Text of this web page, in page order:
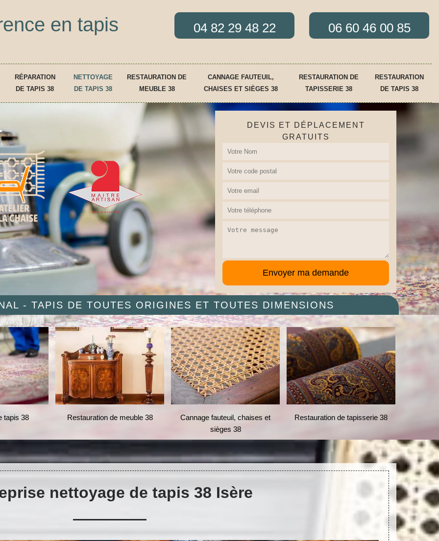
en tapis 04 82 29 48 22 06 60 46 00 85
RÉPARATION
DE TAPIS 38
NETTOYAGE
DE TAPIS 38
RESTAURATION DE
MEUBLE 38
CANNAGE FAUTEUIL,
CHAISES ET SIÈGES 38
RESTAURATION DE
TAPISSERIE 38
RESTAURATION
DE TAPIS 38
DEVIS ET DÉPLACEMENT
GRATUITS
- TAPIS DE TOUTES ORIGINES ET TOUTES DIMENSIONS
38 Restauration de meuble 38
Cannage fauteuil, chaises et
sièges 38
Restauration de tapisserie 38
nettoyage de tapis 38 Isère